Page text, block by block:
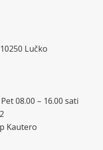
Lučko
08.00 – 16.00 sati
Kautero